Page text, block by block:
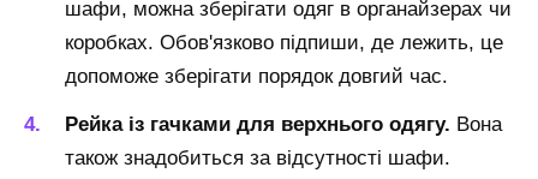
шафи, можна зберігати одяг в органайзерах чи
коробках. Обов'язково підпиши, де лежить, це
допоможе зберігати порядок довгий час.
Рейка із гачками для верхнього одягу. Вона
також знадобиться за відсутності шафи.